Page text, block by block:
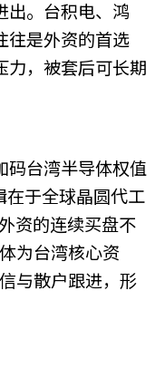
出。台积电、鸿
往是外资的首选
力，被套后可长期
码台湾半导体权值
于全球晶圆代工
资的连续买盘不
为台湾核心资
与散户跟进，形